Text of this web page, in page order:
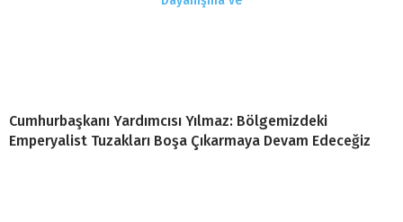
Cumhurbaşkanı Yardımcısı Yılmaz: Bölgemizdeki
Emperyalist Tuzakları Boşa Çıkarmaya Devam Edeceğiz